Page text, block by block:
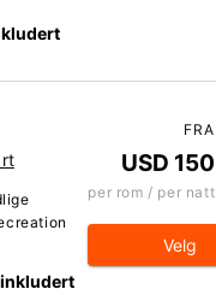
FRA
USD 150
per rom / per natt
Velg